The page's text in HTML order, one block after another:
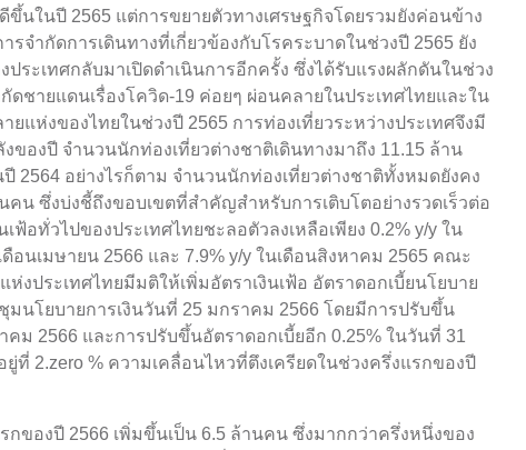
นในปี 2565 แต่การขยายตัวทางเศรษฐกิจโดยรวมยังค่อนข้าง
รจำกัดการเดินทางที่เกี่ยวข้องกับโรคระบาดในช่วงปี 2565 ยัง
ประเทศกลับมาเปิดดำเนินการอีกครั้ง ซึ่งได้รับแรงผลักดันในช่วง
ดชายแดนเรื่องโควิด-19 ค่อยๆ ผ่อนคลายในประเทศไทยและใน
แห่งของไทยในช่วงปี 2565 การท่องเที่ยวระหว่างประเทศจึงมี
องปี จำนวนนักท่องเที่ยวต่างชาติเดินทางมาถึง 11.15 ล้าน
2564 อย่างไรก็ตาม จำนวนนักท่องเที่ยวต่างชาติทั้งหมดยังคง
คน ซึ่งบ่งชี้ถึงขอบเขตที่สำคัญสำหรับการเติบโตอย่างรวดเร็วต่อ
ฟ้อทั่วไปของประเทศไทยชะลอตัวลงเหลือเพียง 0.2% y/y ใน
อนเมษายน 2566 และ 7.9% y/y ในเดือนสิงหาคม 2565 คณะ
งประเทศไทยมีมติให้เพิ่มอัตราเงินเฟ้อ อัตราดอกเบี้ยนโยบาย
มนโยบายการเงินวันที่ 25 มกราคม 2566 โดยมีการปรับขึ้น
คม 2566 และการปรับขึ้นอัตราดอกเบี้ยอีก 0.25% ในวันที่ 31
ที่ 2.zero % ความเคลื่อนไหวที่ตึงเครียดในช่วงครึ่งแรกของปี
กของปี 2566 เพิ่มขึ้นเป็น 6.5 ล้านคน ซึ่งมากกว่าครึ่งหนึ่งของ